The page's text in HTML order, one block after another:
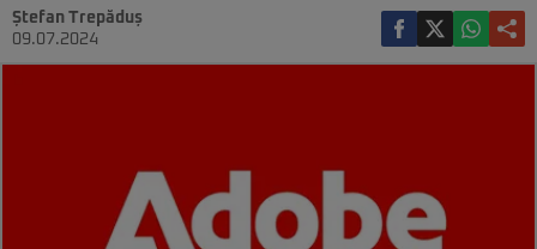
Ștefan Trepăduș
09.07.2024